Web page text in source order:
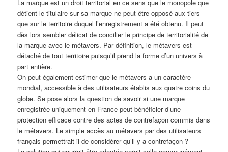
La marque est un droit territorial en ce sens que le monopole que
détient le titulaire sur sa marque ne peut être opposé aux tiers
que sur le territoire duquel l’enregistrement a été obtenu. Il peut
dès lors sembler délicat de concilier le principe de territorialité de
la marque avec le métavers. Par définition, le métavers est
détaché de tout territoire puisqu’il prend la forme d’un univers à
part entière.
On peut également estimer que le métavers a un caractère
mondial, accessible à des utilisateurs établis aux quatre coins du
globe. Se pose alors la question de savoir si une marque
enregistrée uniquement en France peut bénéficier d’une
protection efficace contre des actes de contrefaçon commis dans
le métavers. Le simple accès au métavers par des utilisateurs
français permettrait-il de considérer qu’il y a contrefaçon ?